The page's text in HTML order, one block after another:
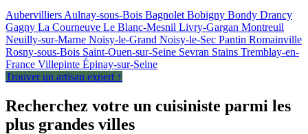
Aubervilliers Aulnay-sous-Bois Bagnolet Bobigny Bondy Drancy
Gagny La Courneuve Le Blanc-Mesnil Livry-Gargan Montreuil
Neuilly-sur-Marne Noisy-le-Grand Noisy-le-Sec Pantin Romainville
Rosny-sous-Bois Saint-Ouen-sur-Seine Sevran Stains Tremblay-en-
France Villepinte Épinay-sur-Seine
Trouver un artisan expert ↑
Recherchez votre un cuisiniste parmi les
plus grandes villes